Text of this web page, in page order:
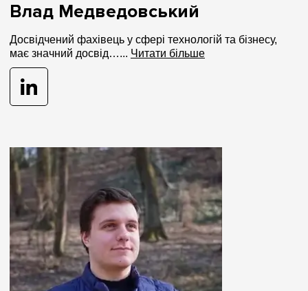
Влад Медведовський
Досвідчений фахівець у сфері технологій та бізнесу,
має значний досвід…... Читати більше